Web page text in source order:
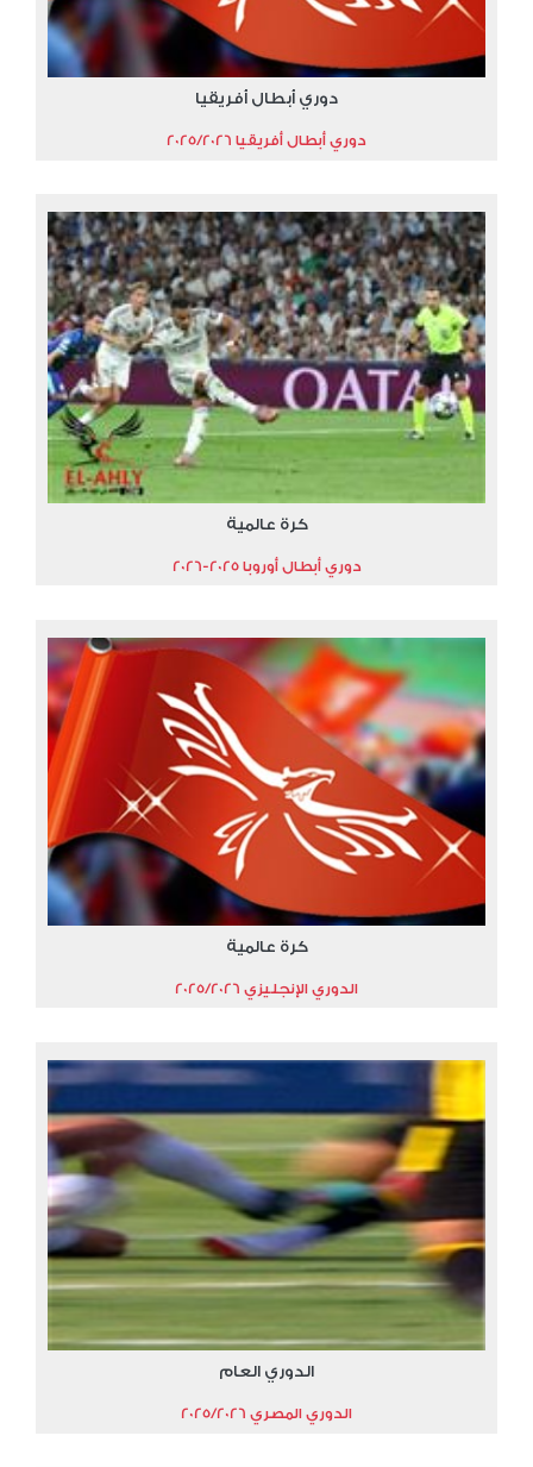
دوري أبطال أفريقيا
دوري أبطال أفريقيا 2025/2026
كرة عالمية
دوري أبطال أوروبا 2025-2026
كرة عالمية
الدوري الإنجليزي 2025/2026
الدوري العام
الدوري المصري 2025/2026